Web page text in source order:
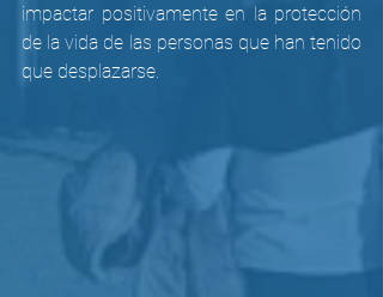
impactar positivamente en la protección
de la vida de las personas que han tenido
que desplazarse.